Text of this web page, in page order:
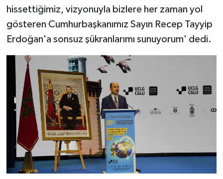
hissettiğimiz, vizyonuyla bizlere her zaman yol
gösteren Cumhurbaşkanımız Sayın Recep Tayyip
Erdoğan'a sonsuz şükranlarımı sunuyorum' dedi.